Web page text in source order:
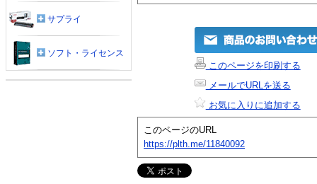
このページを印刷する
メールでURLを送る
お気に入りに追加する
このページのURL
https://plth.me/11840092
サプライ
ソフト・ライセンス